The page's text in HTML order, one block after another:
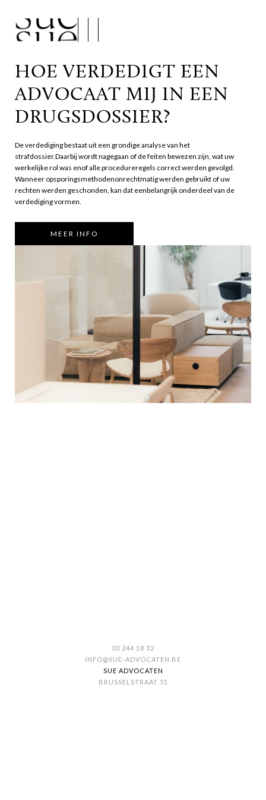
HOE VERDEDIGT EEN
ADVOCAAT MIJ IN EEN
DRUGSDOSSIER?
De verdediging bestaat uit een grondige analyse van het
strafdossier.Daarbij wordt nagegaan of de feiten bewezen zijn, wat uw
werkelijke rol was enof alle procedureregels correct werden gevolgd.
Wanneer opsporingsmethodenonrechtmatig werden gebruikt of uw
rechten werden geschonden, kan dat eenbelangrijk onderdeel van de
verdediging vormen.
MEER INFO
03 244 18 32
INFO@SUE-ADVOCATEN.BE
SUE ADVOCATEN
BRUSSELSTRAAT 51